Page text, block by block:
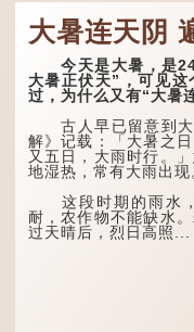
讽让人怒目而视。
两只猪，则为「
（音：宾）。甲骨文
「豕」，象猪相追逐
子。 《同文备考》另
说「豩，豕乱群。」
群乱...
大暑连天阴
今天是大暑，是24
大暑正伏天”，可见
过，为什么又有“大暑
古人早已留意到大
解》记载：「大暑之
又五日，大雨时行。
地湿热，常有大雨出现
这段时期的雨水，
耐，农作物不能缺水
过天晴后，烈日高照...